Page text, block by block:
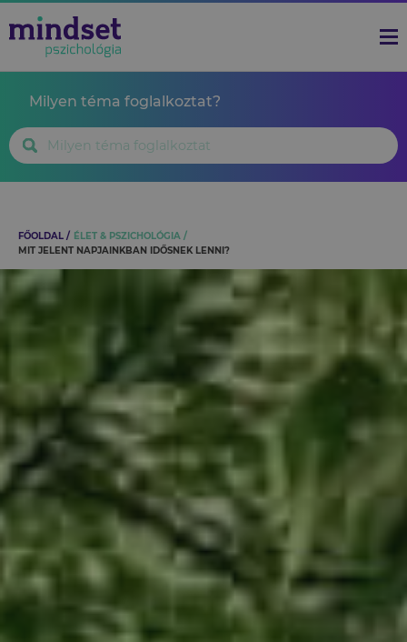
Milyen téma foglalkoztat?
FŐOLDAL
ÉLET & PSZICHOLÓGIA
MIT JELENT NAPJAINKBAN IDŐSNEK LENNI?